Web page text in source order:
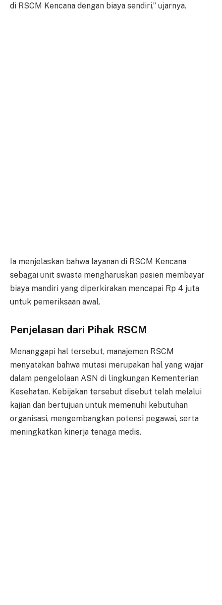
di RSCM Kencana dengan biaya sendiri,” ujarnya.
Ia menjelaskan bahwa layanan di RSCM Kencana
sebagai unit swasta mengharuskan pasien membayar
biaya mandiri yang diperkirakan mencapai Rp 4 juta
untuk pemeriksaan awal.
Penjelasan dari Pihak RSCM
Menanggapi hal tersebut, manajemen RSCM
menyatakan bahwa mutasi merupakan hal yang wajar
dalam pengelolaan ASN di lingkungan Kementerian
Kesehatan. Kebijakan tersebut disebut telah melalui
kajian dan bertujuan untuk memenuhi kebutuhan
organisasi, mengembangkan potensi pegawai, serta
meningkatkan kinerja tenaga medis.